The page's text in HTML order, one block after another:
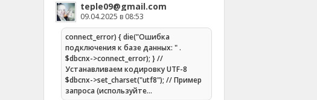
teple09@gmail.com
09.04.2025 в 08:53
connect_error) { die("Ошибка
подключения к базе данных: " .
$dbcnx->connect_error); } //
Устанавливаем кодировку UTF-8
$dbcnx->set_charset("utf8"); // Пример
запроса (используйте…